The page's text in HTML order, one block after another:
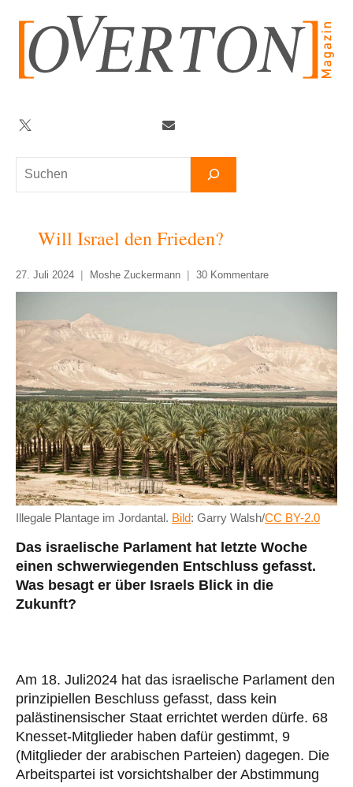
springen
Suchen
Twitter
Will Israel den Frieden?
27. Juli 2024 Moshe Zuckermann 30 Kommentare
Illegale Plantage im Jordantal. Bild: Garry Walsh/CC BY-2.0
Das israelische Parlament hat letzte Woche
einen schwerwiegenden Entschluss gefasst.
Was besagt er über Israels Blick in die
Zukunft?
Am 18. Juli2024 hat das israelische Parlament den
prinzipiellen Beschluss gefasst, dass kein
palästinensischer Staat errichtet werden dürfe. 68
Knesset-Mitglieder haben dafür gestimmt, 9
(Mitglieder der arabischen Parteien) dagegen. Die
Arbeitspartei ist vorsichtshalber der Abstimmung